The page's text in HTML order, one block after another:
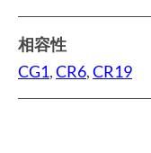
相容性
CG1,CR6,CR19